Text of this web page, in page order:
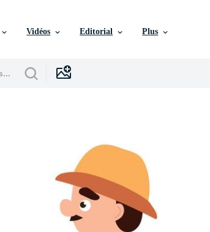
Vidéos Editorial Plus